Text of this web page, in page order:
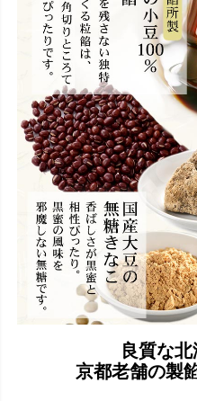
良質な
京都老舗の製